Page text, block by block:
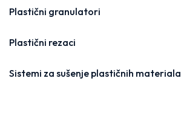
Plastični granulatori
Plastični rezaci
Sistemi za sušenje plastičnih materiala